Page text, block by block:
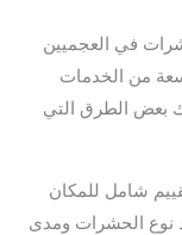
في العجميين
من الخدمات
بعض الطرق التي
شامل للمكان
نوع الحشرات ومدى